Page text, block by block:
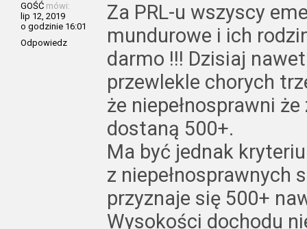
GOŚĆ mówi:
lip 12, 2019
o godzinie 16:01
Odpowiedz
Za PRL-u wszyscy
mundurowe i ich
darmo !!! Dzisiaj
przewlekle chorych
że niepełnosprawni
dostaną 500+.
Ma być jednak
z niepełnosprawnych
przyznaje się 500+
Wysokości dochodu